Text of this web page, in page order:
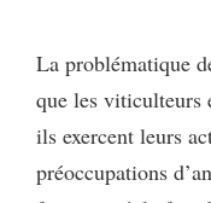
La problématique
que les viticulteurs
ils exercent leurs
préoccupations